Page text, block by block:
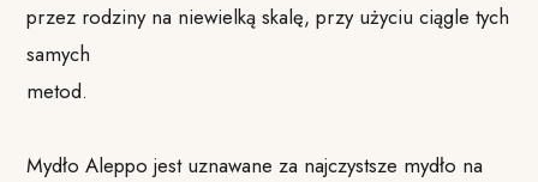
przez rodziny na niewielką skalę, przy użyciu ciągle tych
samych
metod.
Mydło Aleppo jest uznawane za najczystsze mydło na